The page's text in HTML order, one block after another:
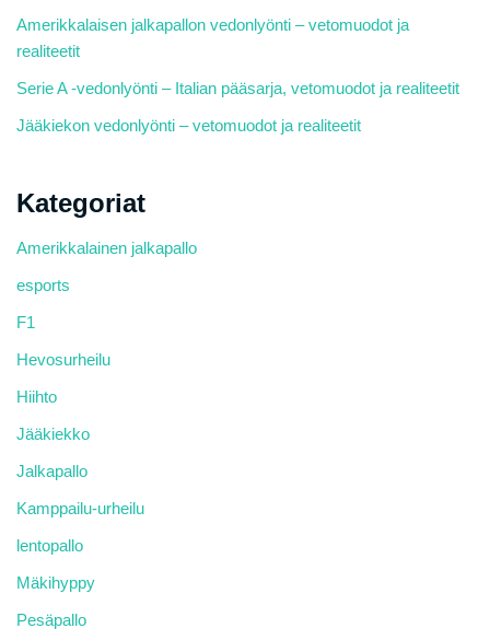
Amerikkalaisen jalkapallon vedonlyönti – vetomuodot ja
realiteetit
Serie A -vedonlyönti – Italian pääsarja, vetomuodot ja realiteetit
Jääkiekon vedonlyönti – vetomuodot ja realiteetit
Kategoriat
Amerikkalainen jalkapallo
esports
F1
Hevosurheilu
Hiihto
Jääkiekko
Jalkapallo
Kamppailu-urheilu
lentopallo
Mäkihyppy
Pesäpallo